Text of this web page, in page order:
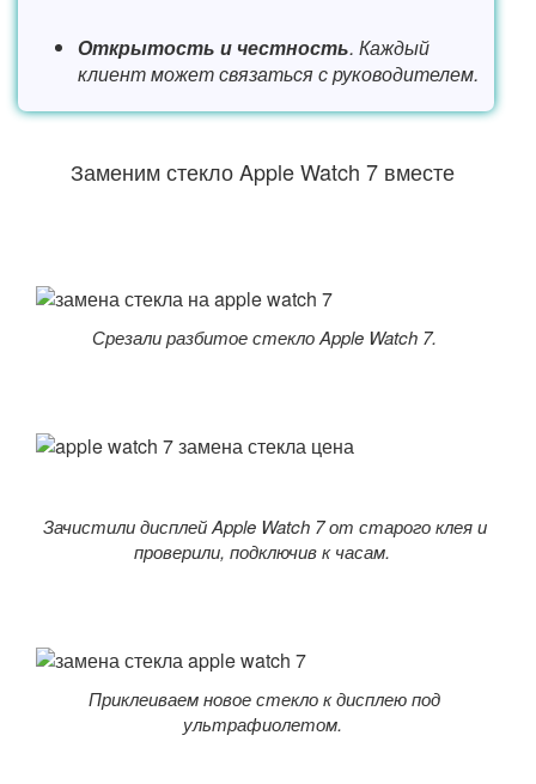
Открытость и честность. Каждый
клиент может связаться с руководителем.
Заменим стекло Apple Watch 7 вместе
Срезали разбитое стекло Apple Watch 7.
Зачистили дисплей Apple Watch 7 от старого клея и
проверили, подключив к часам.
Приклеиваем новое стекло к дисплею под
ультрафиолетом.